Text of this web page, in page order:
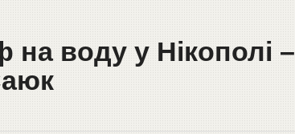
воду у Нікополі –